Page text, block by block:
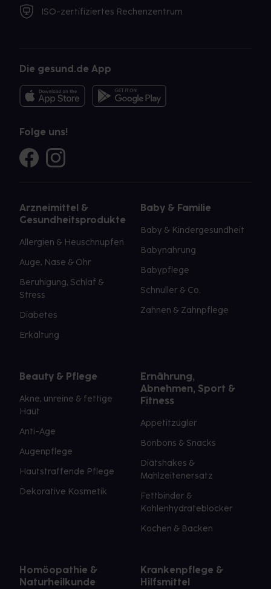
ISO-zertifiziertes Rechenzentrum
Die gesund.de App
Folge uns!
Arzneimittel &
Gesundheitsprodukte
Allergien & Heuschnupfen
Auge, Nase & Ohr
Beruhigung, Schlaf &
Stress
Diabetes
Erkältung
Baby & Familie
Baby & Kindergesundheit
Babynahrung
Babypflege
Schnuller & Co.
Zahnen & Zahnpflege
Beauty & Pflege
Akne, unreine & fettige
Haut
Anti-Age
Augenpflege
Hautstraffende Pflege
Dekorative Kosmetik
Ernährung,
Abnehmen, Sport &
Fitness
Appetitzügler
Bonbons & Snacks
Diätshakes &
Mahlzeitenersatz
Fettbinder &
Kohlenhydrateblocker
Kochen & Backen
Homöopathie &
Naturheilkunde
Krankenpflege &
Hilfsmittel